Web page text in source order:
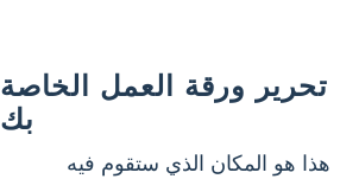
تحرير ورقة العمل الخاصة
بك
هذا هو المكان الذي ستقوم فيه